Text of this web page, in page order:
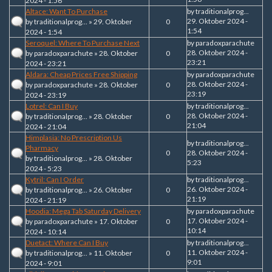
Altace: Want To Purchase
bytraditionalprog... » 29. Oktober
2024 - 1:54
0
bytraditionalprog...
29. Oktober 2024 -
1:54
Seroquel: Where To Purchase Next
byparadoxparachute » 28. Oktober
2024 - 23:21
0
byparadoxparachute
28. Oktober 2024 -
23:21
Aldara: Cheap Prices Free Shipping
byparadoxparachute » 28. Oktober
2024 - 23:19
0
byparadoxparachute
28. Oktober 2024 -
23:19
Lotrel: Can I Buy
bytraditionalprog... » 28. Oktober
2024 - 21:04
0
bytraditionalprog...
28. Oktober 2024 -
21:04
Himplasia: No Prescription Us
Pharmacy
bytraditionalprog... » 28. Oktober
2024 - 5:23
0
bytraditionalprog...
28. Oktober 2024 -
5:23
Kytril: Can I Order
bytraditionalprog... » 26. Oktober
2024 - 21:19
0
bytraditionalprog...
26. Oktober 2024 -
21:19
Hoodia: Mega Tab Saturday Delivery
byparadoxparachute » 17. Oktober
2024 - 10:14
0
byparadoxparachute
17. Oktober 2024 -
10:14
Duetact: Where Can I Buy
bytraditionalprog... » 11. Oktober
2024 - 9:01
0
bytraditionalprog...
11. Oktober 2024 -
9:01